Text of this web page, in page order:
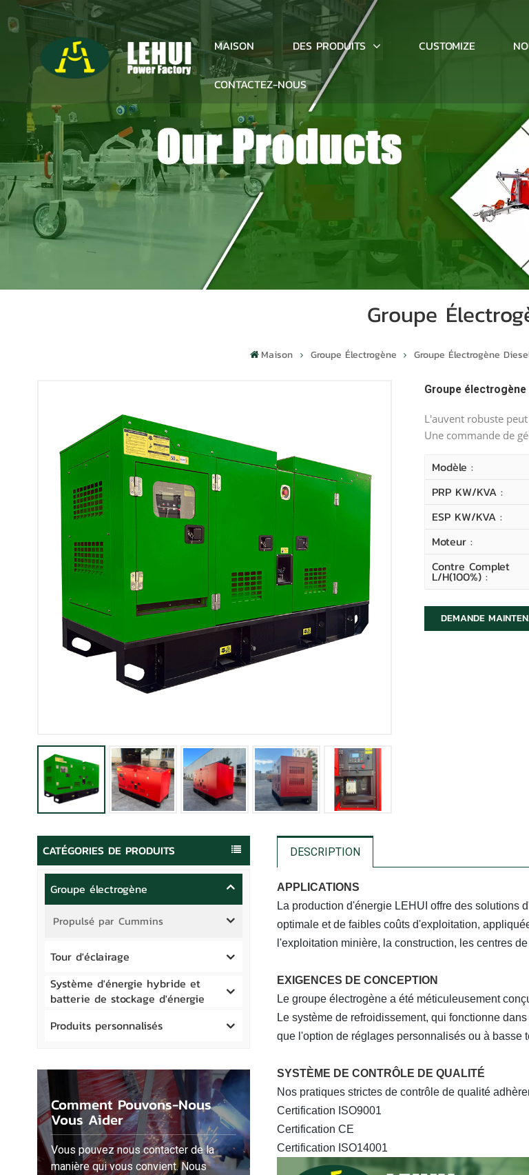
MAISON DES PRODUITS CUSTOMIZE
CONTACTEZ-NOUS
Groupe
Maison Groupe Électrogène Groupe Électrogène
Groupe électrogène
L'auvent robuste
Une commande de
Modèle :
PRP KW/kVA :
ESP KW/kVA :
Moteur :
Contre Complet
L/H(100%) :
DEMANDE
CATÉGORIES DE PRODUITS
Groupe électrogène
Propulsé par Cummins
Tour d'éclairage
Système d'énergie hybride et
batterie de stockage d'énergie
Produits personnalisés
Comment Pouvons-Nous
Vous Aider
Vous pouvez nous contacter de la
manière qui vous convient. Nous
DESCRIPTION
APPLICATIONS
La production d'énergie LEHUI offre des solutions
optimale et de faibles coûts d'exploitation,
l'exploitation minière, la construction, les centres
EXIGENCES DE CONCEPTION
Le groupe électrogène a été méticuleusement
Le système de refroidissement, qui fonctionne
que l'option de réglages personnalisés ou à basse
SYSTÈME DE CONTRÔLE DE QUALITÉ
Nos pratiques strictes de contrôle de qualité
Certification ISO9001
Certification CE
Certification ISO14001